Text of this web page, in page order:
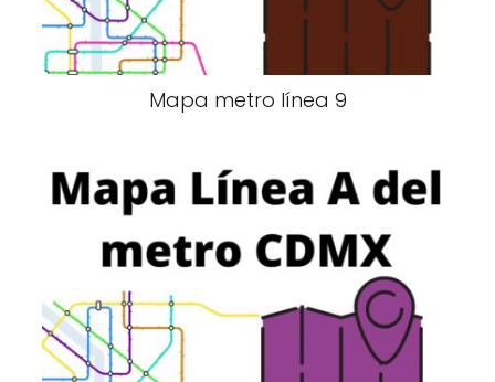
Mapa metro línea 9